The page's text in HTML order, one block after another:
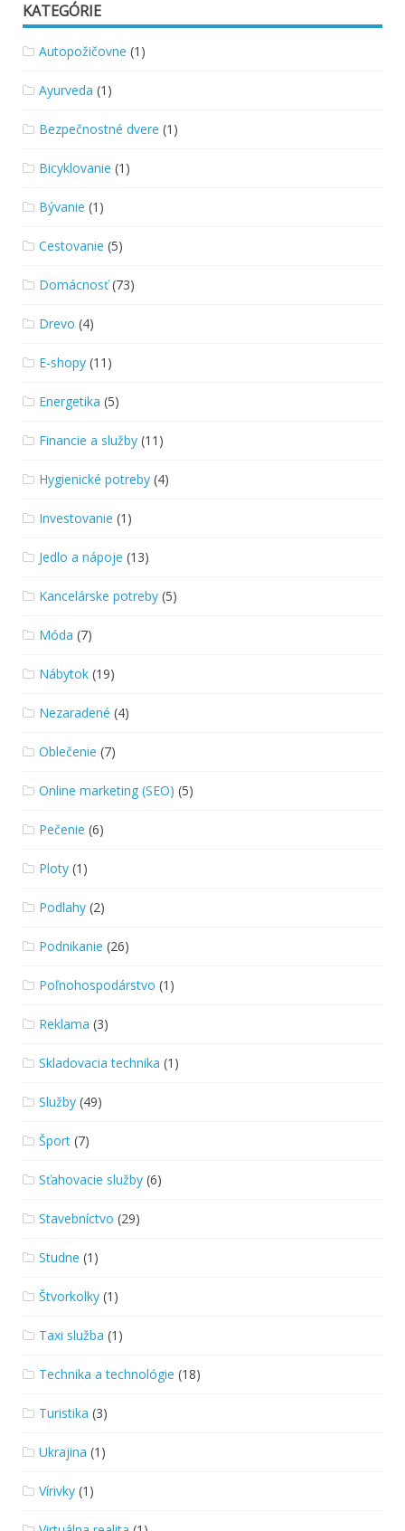
KATEGÓRIE
Autopožičovne (1)
Ayurveda (1)
Bezpečnostné dvere (1)
Bicyklovanie (1)
Bývanie (1)
Cestovanie (5)
Domácnosť(73)
Drevo (4)
E-shopy (11)
Energetika (5)
Financie a služby (11)
Hygienické potreby (4)
Investovanie (1)
Jedlo a nápoje (13)
Kancelárske potreby (5)
Móda (7)
Nábytok (19)
Nezaradené (4)
Oblečenie (7)
Online marketing (SEO) (5)
Pečenie (6)
Ploty (1)
Podlahy (2)
Podnikanie (26)
Poľnohospodárstvo (1)
Reklama (3)
Skladovacia technika (1)
Služby (49)
Šport (7)
Sťahovacie služby (6)
Stavebníctvo (29)
Studne (1)
Štvorkolky (1)
Taxi služba (1)
Technika a technológie (18)
Turistika (3)
Ukrajina (1)
Vírivky (1)